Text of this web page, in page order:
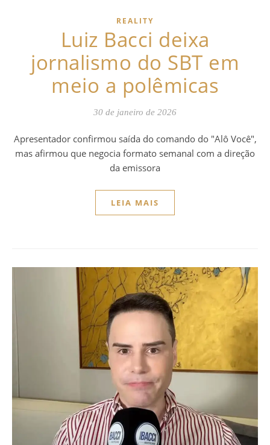
REALITY
Luiz Bacci deixa
jornalismo do SBT em
meio a polêmicas
30 de janeiro de 2026
Apresentador confirmou saída do comando do "Alô Você",
mas afirmou que negocia formato semanal com a direção
da emissora
LEIA MAIS